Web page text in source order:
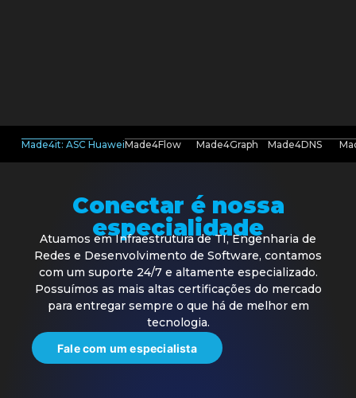
Made4it: ASC HuaweiMade4Flow Made4Graph Made4DNS
Conectar é nossa
especialidade
Atuamos em Infraestrutura de TI, Engenharia de
Redes e Desenvolvimento de Software, contamos
com um suporte 24/7 e altamente especializado.
Possuímos as mais altas certificações do mercado
para entregar sempre o que há de melhor em
tecnologia.
Fale com um especialista